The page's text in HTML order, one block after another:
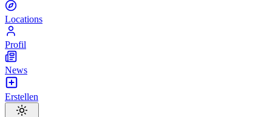
Locations
Profil
News
Erstellen